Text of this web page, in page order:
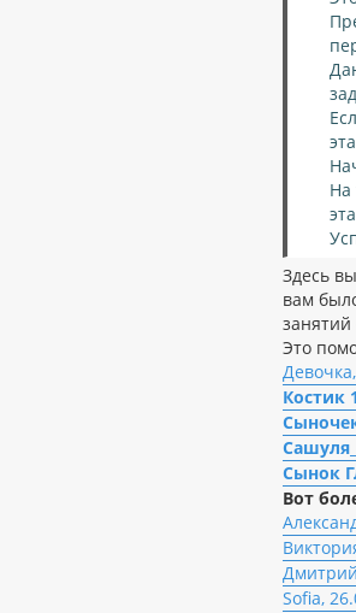
На
Здесь
вам
Это
Костик
Сынок
Вот
Sofia,